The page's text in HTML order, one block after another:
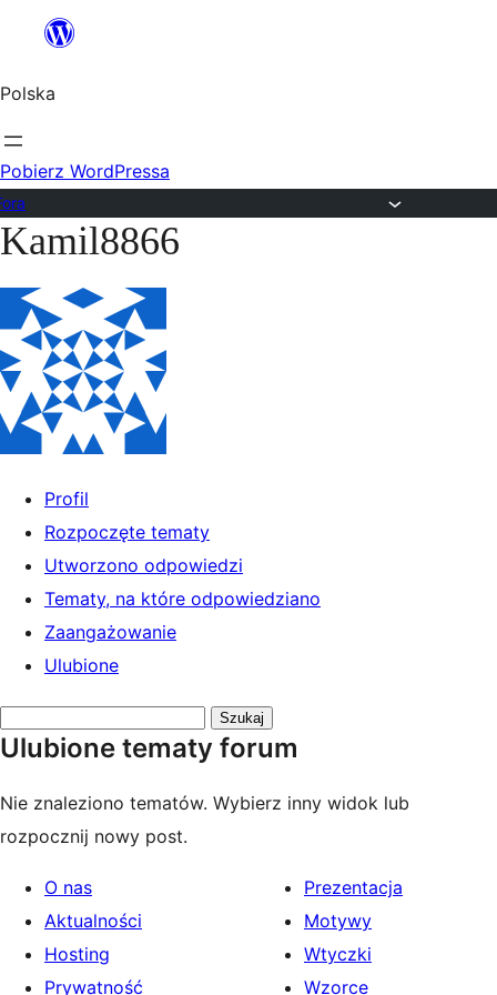
Przejdź
treści
Polska
Pobierz WordPressa
Przejdź
treści
Kamil8866
Profil
Rozpoczęte tematy
Utworzono odpowiedzi
Tematy, na które odpowiedziano
Zaangażowanie
Ulubione
tematy:
Ulubione tematy forum
Nie znaleziono tematów. Wybierz inny widok lub
rozpocznij nowy post.
O nas
Aktualności
Hosting
Prywatność
Prezentacja
Motywy
Wtyczki
Wzorce